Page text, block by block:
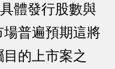
體發行股數與
普遍預期這將
的上市案之